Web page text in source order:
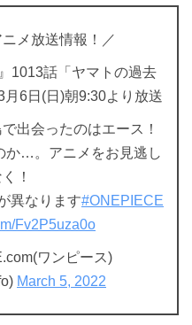
ニメ放送情報！／
1013話「ヤマトの過去
月6日(日)朝9:30より放送
出会ったのはエース！
か…。アニメをお見逃し
！
異なります#ONEPIECE
Fv2P5uza0o
ワンピース)
March 5, 2022